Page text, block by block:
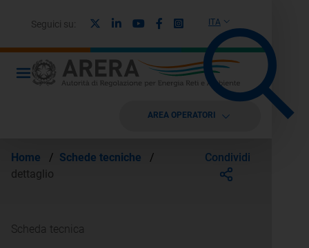
ITA
Seguici su: LinkedinYoutubeFacebook
Instagram
AREA OPERATORI
Home / Schede tecniche
/
dettaglio
Condividi
Scheda tecnica